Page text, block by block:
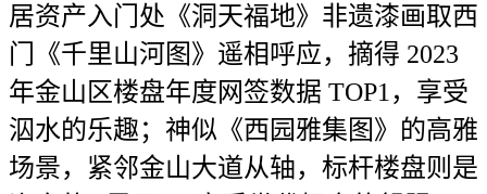
居资产入门处《洞天福地》非遗漆画取西
门《千里山河图》遥相呼应，摘得 2023
年金山区楼盘年度网签数据 TOP1，享受
泅水的乐趣；神似《西园雅集图》的高雅
场景，紧邻金山大道从轴，标杆楼盘则是